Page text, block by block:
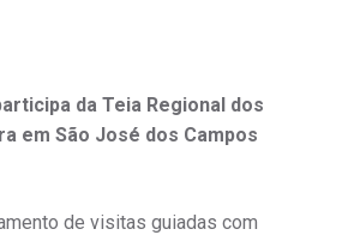
da Teia Regional dos
em São José dos Campos
de visitas guiadas com